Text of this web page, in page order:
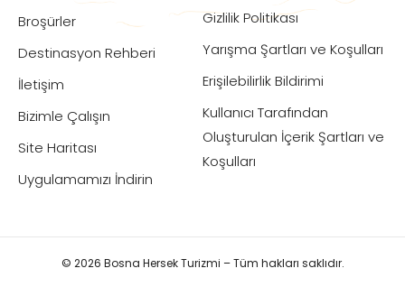
Broşürler
Destinasyon Rehberi
İletişim
Bizimle Çalışın
Site Haritası
Uygulamamızı İndirin
Gizlilik Politikası
Yarışma Şartları ve Koşulları
Erişilebilirlik Bildirimi
Kullanıcı Tarafından
Oluşturulan İçerik Şartları ve
Koşulları
© 2026 Bosna Hersek Turizmi – Tüm hakları saklıdır.